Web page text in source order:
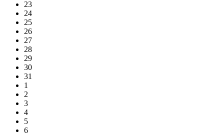
23
24
25
26
27
28
29
30
31
1
2
3
4
5
6